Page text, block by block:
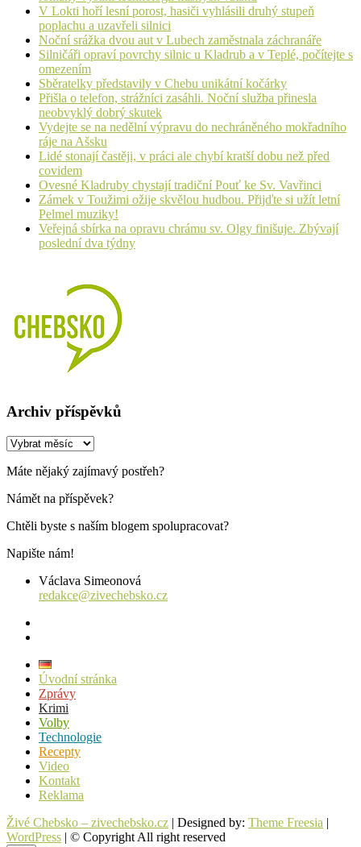
V Lokti hoří lesní porost, hasiči vyhlásili druhý stupeň
poplachu a uzavřeli silnici
Noční srážka dvou aut v Lubech zaměstnala záchranáře
Silničáři opraví povrchy silnic u Kladrub a v Teplé, počítejte s
omezením
Sběratelky představily v Chebu unikátní kočárky
Přišla o telefon, strážníci zasáhli. Noční služba přinesla
neobvyklý dobrý skutek
Vydejte se na nedělní výpravu do nechráněného mokřadního
ráje na Ašsku
Lidé stonají častěji, v práci ale chybí kratší dobu než před
covidem
Ovesné Kladruby chystají tradiční Pouť ke Sv. Vavřinci
Zámek v Toužimi ožije skvělou hudbou. Přijďte si užít letní
Pelmel muziky!
Veřejná sbírka na opravu chrámu sv. Olgy finišuje. Zbývají
poslední dva týdny
Archiv příspěvků
Archiv
Máte nějaký zajímavý postřeh?
Námět na příspěvek?
Chtěli byste s naším blogem spolupracovat?
Napište nám!
Václava Simeonová
redakce@zivechebsko.cz
Úvodní stránka
Zprávy
Krimi
Volby
Technologie
Recepty
Video
Kontakt
Reklama
Živé Chebsko – zivechebsko.cz | Designed by: Theme Freesia |
WordPress | © Copyright All right reserved